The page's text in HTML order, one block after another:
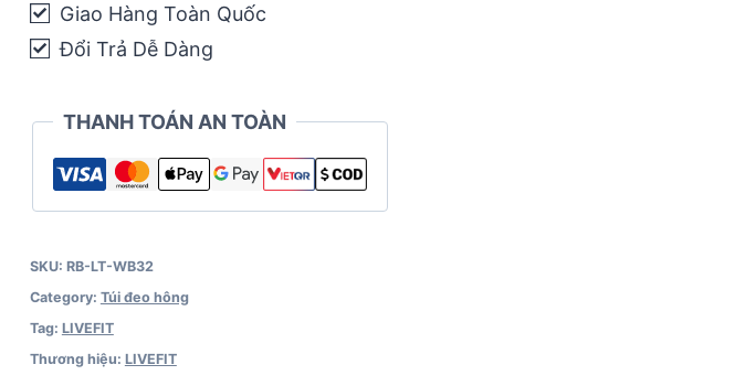
-
Running
quantity
Giao Hàng Toàn Quốc
Đổi Trả Dễ Dàng
THANH TOÁN AN TOÀN
SKU: RB-LT-WB32
Category: Túi đeo hông
Tag: LIVEFIT
Thương hiệu: LIVEFIT